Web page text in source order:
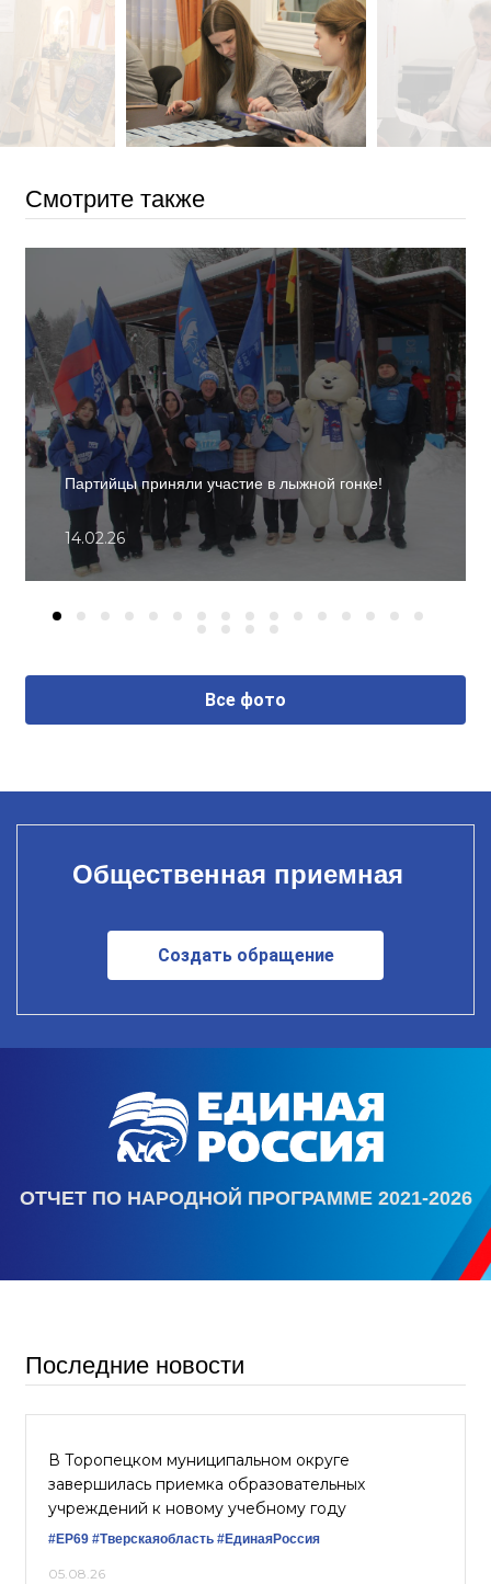
Смотрите также
Партийцы приняли участие в лыжной гонке!
14.02.26
Все фото
Общественная приемная
Создать обращение
ОТЧЕТ ПО НАРОДНОЙ ПРОГРАММЕ 2021-2026
Последние новости
В Торопецком муниципальном округе
завершилась приемка образовательных
учреждений к новому учебному году
#ЕР69 #Тверскаяобласть #‎ЕдинаяРоссия
05.08.26